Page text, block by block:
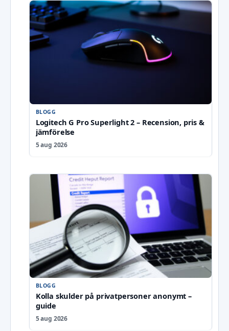
BLOGG
Logitech G Pro Superlight 2 – Recension, pris &
jämförelse
5 aug 2026
BLOGG
Kolla skulder på privatpersoner anonymt –
guide
5 aug 2026